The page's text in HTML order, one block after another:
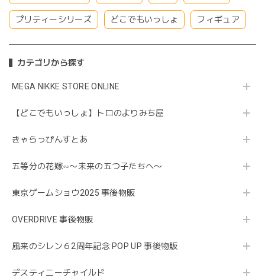
プリティーシリーズ どこでもいっしょ フィギュア
カテゴリから探す
MEGA NIKKE STORE ONLINE
【どこでもいっしょ】トロのよりみち屋
きゃらっぴんすとあ
五等分の花嫁∽〜未来の五つ子たちへ〜
東京ゲームショウ2025 事後物販
OVERDRIVE 事後物販
風来のシレン６2周年記念 POP UP 事後物販
デスティニーチャイルド